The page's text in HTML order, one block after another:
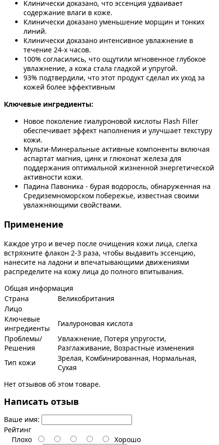
Клинически доказано, что эссенция удваивает
содержание влаги в коже.
Клинически доказано уменьшение морщин и тонких
линий.
Клинически доказано интенсивное увлажнение в
течение 24-х часов.
100% согласились, что ощутили мгновенное глубокое
увлажнение, а кожа стала гладкой и упругой.
93% подтвердили, что этот продукт сделал их уход за
кожей более эффективным
Ключевые ингредиенты:
Новое поколение гиалуроновой кислоты Flash Filler
обеспечивает эффект наполнения и улучшает текстуру
кожи.
Мульти-Минеральные активные компоненты включая
аспартат магния, цинк и глюконат железа для
поддержания оптимальной жизненной энергетической
активности кожи.
Падина Павоника - бурая водоросль, обнаруженная на
Средиземноморском побережье, известная своими
увлажняющими свойствами.
Применение
Каждое утро и вечер после очищения кожи лица, слегка
встряхните флакон 2-3 раза, чтобы выдавить эссенцию,
нанесите на ладони и впечатывающими движениями
распределите на кожу лица до полного впитывания.
Общая информация
Страна
Великобритания
Лицо
Ключевые
ингредиенты
Гиалуроновая кислота
Проблемы/
Решения
Увлажнение, Потеря упругости,
Разглаживание, Возрастные изменения
Тип кожи
Зрелая, Комбинированная, Нормальная,
Сухая
Нет отзывов об этом товаре.
Написать отзыв
Ваше имя:
Рейтинг
Плохо
Хорошо